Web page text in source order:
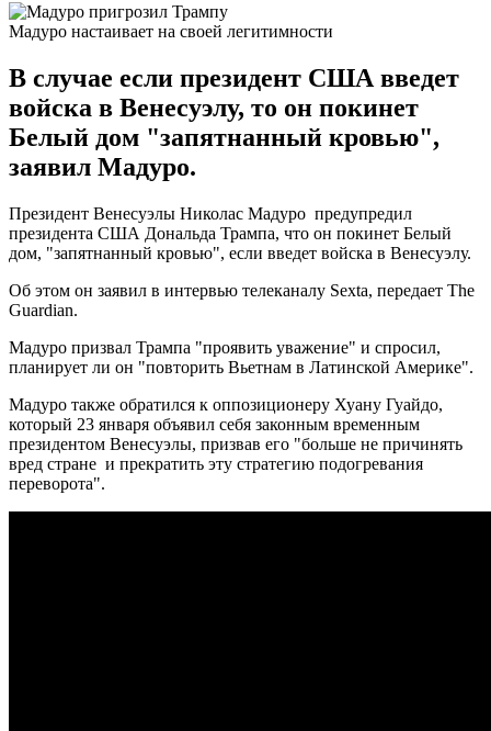
Мадуро настаивает на своей легитимности
В случае если президент США введет
войска в Венесуэлу, то он покинет
Белый дом "запятнанный кровью",
заявил Мадуро.
Президент Венесуэлы Николас Мадуро предупредил
президента США Дональда Трампа, что он покинет Белый
дом, "запятнанный кровью", если введет войска в Венесуэлу.
Об этом он заявил в интервью телеканалу Sexta, передает The
Guardian.
Мадуро призвал Трампа "проявить уважение" и спросил,
планирует ли он "повторить Вьетнам в Латинской Америке".
Мадуро также обратился к оппозиционеру Хуану Гуайдо,
который 23 января объявил себя законным временным
президентом Венесуэлы, призвав его "больше не причинять
вред стране и прекратить эту стратегию подогревания
переворота".